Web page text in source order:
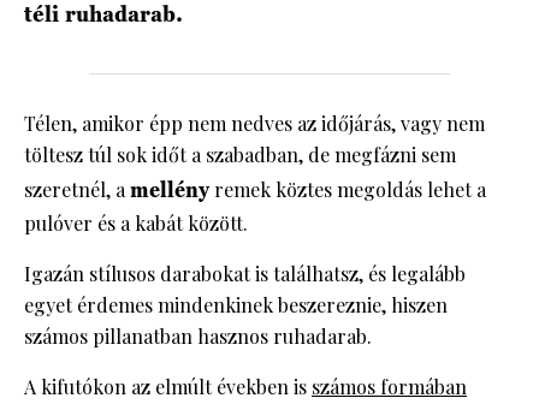
téli ruhadarab.
Télen, amikor épp nem nedves az időjárás, vagy nem
töltesz túl sok időt a szabadban, de megfázni sem
szeretnél, amellényremek köztes megoldás lehet a
pulóver és a kabát között.
Igazán stílusos darabokat is találhatsz, és legalább
egyet érdemes mindenkinek beszereznie, hiszen
számos pillanatban hasznos ruhadarab.
A kifutókon az elmúlt években is számos formában